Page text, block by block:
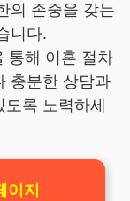
의 존중을 갖는
니다.
통해 이혼 절차
충분한 상담과
록 노력하세
이지